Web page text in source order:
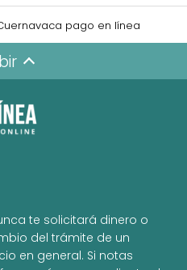
pago en línea
te solicitará dinero o
del trámite de un
en general. Si notas